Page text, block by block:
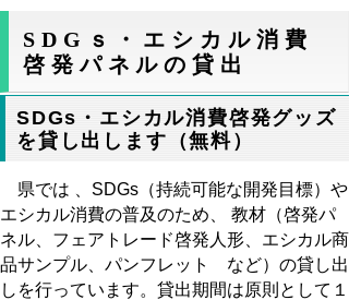
SDGｓ・エシカル消費
啓発パネルの貸出
SDGs・エシカル消費啓発グッズ
を貸し出します（無料）
県では 、SDGs（持続可能な開発目標）や
エシカル消費の普及のため、 教材（啓発パ
ネル、フェアトレード啓発人形、エシカル商
品サンプル、パンフレット など）の貸し出
しを行っています。貸出期間は原則として１